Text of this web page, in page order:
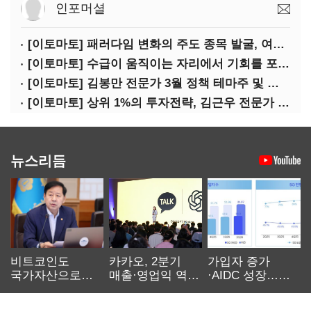
인포머셜
[이토마토] 패러다임 변화의 주도 종목 발굴, 여인수 전문가 투자클럽
[이토마토] 수급이 움직이는 자리에서 기회를 포착하다, 김형일 전문가 투자클럽
[이토마토] 김봉만 전문가 3월 정책 테마주 및 제약 바이오 선취매 전략 아카데미 3/5(목) 2부 진행
[이토마토] 상위 1%의 투자전략, 김근우 전문가 투자클럽에서 확인하세요
뉴스리듬
비트코인도
국가자산으로…'
카카오, 2분기
매출·영업익 역대
가입자 증가
·AIDC 성장…